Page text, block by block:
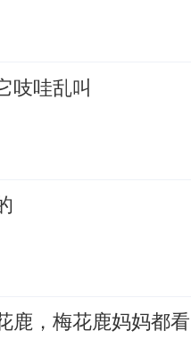
吱哇乱叫
鹿，梅花鹿妈妈都看